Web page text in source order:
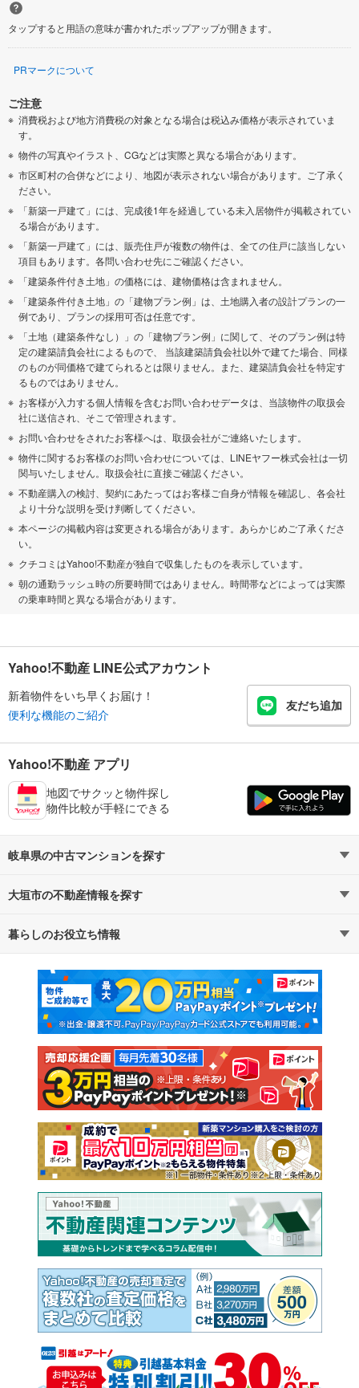
タップすると用語の意味が書かれたポップアップが開きます。
PRマークについて
ご注意
消費税および地方消費税の対象となる場合は税込み価格が表示されていま
す。
物件の写真やイラスト、CGなどは実際と異なる場合があります。
市区町村の合併などにより、地図が表示されない場合があります。ご了承く
ださい。
「新築一戸建て」には、完成後1年を経過している未入居物件が掲載されてい
る場合があります。
「新築一戸建て」には、販売住戸が複数の物件は、全ての住戸に該当しない
項目もあります。各問い合わせ先にご確認ください。
「建築条件付き土地」の価格には、建物価格は含まれません。
「建築条件付き土地」の「建物プラン例」は、土地購入者の設計プランの一
例であり、プランの採用可否は任意です。
「土地（建築条件なし）」の「建物プラン例」に関して、そのプラン例は特
定の建築請負会社によるもので、 当該建築請負会社以外で建てた場合、同様
のものが同価格で建てられるとは限りません。また、建築請負会社を特定す
るものではありません。
お客様が入力する個人情報を含むお問い合わせデータは、当該物件の取扱会
社に送信され、そこで管理されます。
お問い合わせをされたお客様へは、取扱会社がご連絡いたします。
物件に関するお客様のお問い合わせについては、LINEヤフー株式会社は一切
関与いたしません。取扱会社に直接ご確認ください。
不動産購入の検討、契約にあたってはお客様ご自身が情報を確認し、各会社
より十分な説明を受け判断してください。
本ページの掲載内容は変更される場合があります。あらかじめご了承くださ
い。
クチコミはYahoo!不動産が独自で収集したものを表示しています。
朝の通勤ラッシュ時の所要時間ではありません。時間帯などによっては実際
の乗車時間と異なる場合があります。
Yahoo!不動産 LINE公式アカウント
新着物件をいち早くお届け！
便利な機能のご紹介
友だち追加
Yahoo!不動産 アプリ
地図でサクッと物件探し
物件比較が手軽にできる
岐阜県の中古マンションを探す
路線・駅から探す
通勤・通学時間から探す
大垣市の不動産情報を探す
不動産・住宅
新築マンション 中古マンション
新築一戸建て 中古一戸建て
注文住宅 土地
売却査定
暮らしのお役立ち情報
マンションカタログ 教えて！住まいの先生